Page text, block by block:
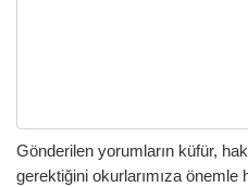
Gönderilen yorumların küfür,
gerektiğini okurlarımıza önemle